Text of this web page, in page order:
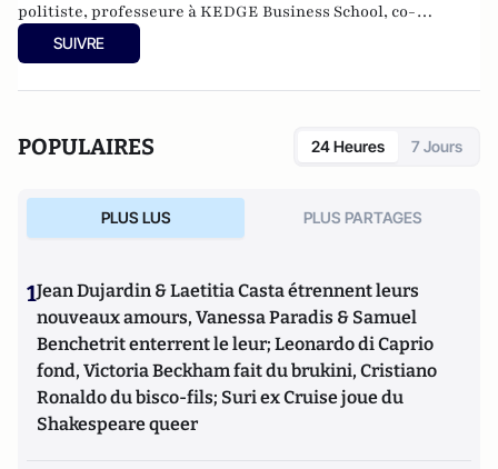
politiste, professeure à KEDGE Business School, co-
responsable du comité scientifique de la Revue Politique et
Parlementaire.
SUIVRE
POPULAIRES 24 Heures 7 Jours
PLUS LUS PLUS PARTAGES
1Jean Dujardin & Laetitia Casta étrennent leurs
nouveaux amours, Vanessa Paradis & Samuel
Benchetrit enterrent le leur; Leonardo di Caprio
fond, Victoria Beckham fait du brukini, Cristiano
Ronaldo du bisco-fils; Suri ex Cruise joue du
Shakespeare queer